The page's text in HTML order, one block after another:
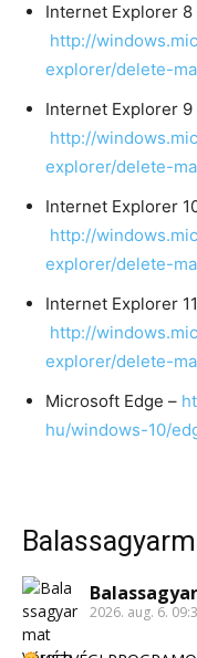
Internet Explorer 8
http://
explorer/delete-
Internet Explorer 9
http://
explorer/delete-
Internet Explorer
http://
explorer/delete-
Internet Explorer
http://
explorer/delete-
Microsoft Edge –
hu/windows-10/
2026. aug. 6.